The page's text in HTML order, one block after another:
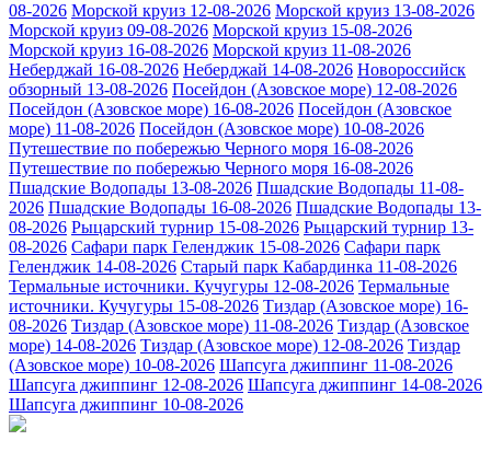
08-2026 Морской круиз 12-08-2026 Морской круиз 13-08-2026
Морской круиз 09-08-2026 Морской круиз 15-08-2026
Морской круиз 16-08-2026 Морской круиз 11-08-2026
Неберджай 16-08-2026 Неберджай 14-08-2026 Новороссийск
обзорный 13-08-2026 Посейдон (Азовское море) 12-08-2026
Посейдон (Азовское море) 16-08-2026 Посейдон (Азовское
море) 11-08-2026 Посейдон (Азовское море) 10-08-2026
Путешествие по побережью Черного моря 16-08-2026
Путешествие по побережью Черного моря 16-08-2026
Пшадские Водопады 13-08-2026 Пшадские Водопады 11-08-
2026 Пшадские Водопады 16-08-2026 Пшадские Водопады 13-
08-2026 Рыцарский турнир 15-08-2026 Рыцарский турнир 13-
08-2026 Сафари парк Геленджик 15-08-2026 Сафари парк
Геленджик 14-08-2026 Старый парк Кабардинка 11-08-2026
Термальные источники. Кучугуры 12-08-2026 Термальные
источники. Кучугуры 15-08-2026 Тиздар (Азовское море) 16-
08-2026 Тиздар (Азовское море) 11-08-2026 Тиздар (Азовское
море) 14-08-2026 Тиздар (Азовское море) 12-08-2026 Тиздар
(Азовское море) 10-08-2026 Шапсуга джиппинг 11-08-2026
Шапсуга джиппинг 12-08-2026 Шапсуга джиппинг 14-08-2026
Шапсуга джиппинг 10-08-2026